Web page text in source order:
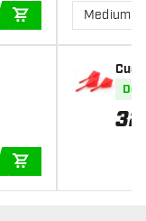
DODAJ DO
Medium
st
32